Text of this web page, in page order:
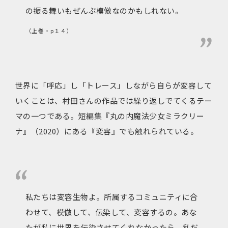
の振る舞いもぜんぶ模倣なのかもしれない。
（上巻・p１４）
世界に「呼応」し「トレース」しながら自らが変容して
いくことは、村田さんの作品では繰り返しでてくるテー
マの一つである。短編集『丸の内魔法少女ミラクリー
ナ』（2020）にある『変容』でも触れられている。
私たちは変容生物よ。所属するコミュニティに合
わせて、模倣して、伝染して、変容するの。あな